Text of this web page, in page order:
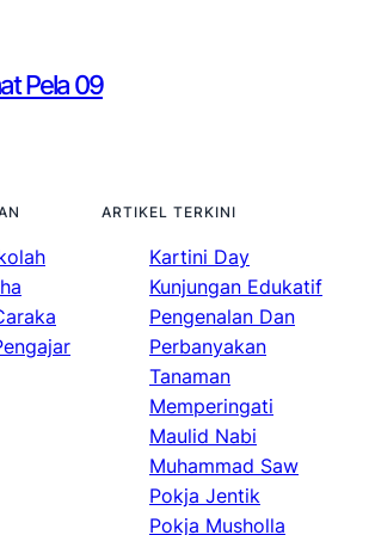
Pela 09
ARTIKEL TERKINI
Kartini Day
Kunjungan Edukatif
Pengenalan Dan
Perbanyakan
Tanaman
Memperingati
Maulid Nabi
Muhammad Saw
Pokja Jentik
Pokja Musholla